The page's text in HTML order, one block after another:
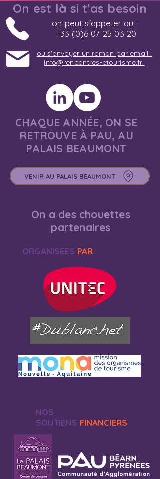
On est là si t'as besoin
on peut s'appeler au :
+33 (0)6 07 25 03 20
ou s'envoyer un roman par email :
info@rencontres-etourisme.fr
CHAQUE ANNÉE, ON SE
RETROUVE À PAU, AU
PALAIS BEAUMONT
VENIR AU PALAIS BEAUMONT
On a des chouettes
partenaires
ORGANISEES PAR
NOS
SOUTIENS FINANCIERS